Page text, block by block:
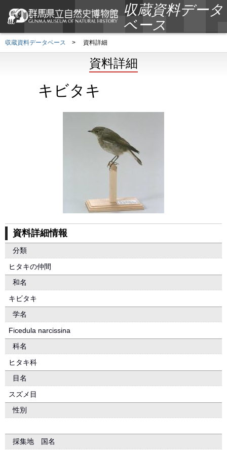
収蔵資料データ
ベース
収蔵資料データベース > 資料詳細
資料詳細
キビタキ
資料詳細情報
分類
ヒタキの仲間
和名
キビタキ
学名
Ficedula narcissina
科名
ヒタキ科
目名
スズメ目
性別
採集地 国名